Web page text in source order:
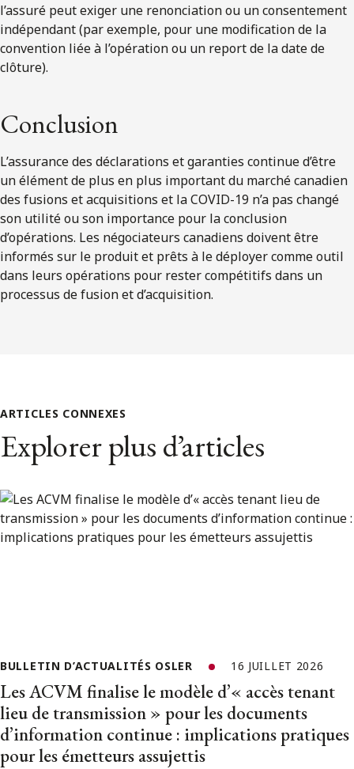
l’assuré peut exiger une renonciation ou un consentement
indépendant (par exemple, pour une modification de la
convention liée à l’opération ou un report de la date de
clôture).
Conclusion
L’assurance des déclarations et garanties continue d’être
un élément de plus en plus important du marché canadien
des fusions et acquisitions et la COVID-19 n’a pas changé
son utilité ou son importance pour la conclusion
d’opérations. Les négociateurs canadiens doivent être
informés sur le produit et prêts à le déployer comme outil
dans leurs opérations pour rester compétitifs dans un
processus de fusion et d’acquisition.
ARTICLES CONNEXES
Explorer plus d’articles
BULLETIN D’ACTUALITÉS OSLER 16 JUILLET 2026
Les ACVM finalise le modèle d’« accès tenant
lieu de transmission » pour les documents
d’information continue : implications pratiques
pour les émetteurs assujettis